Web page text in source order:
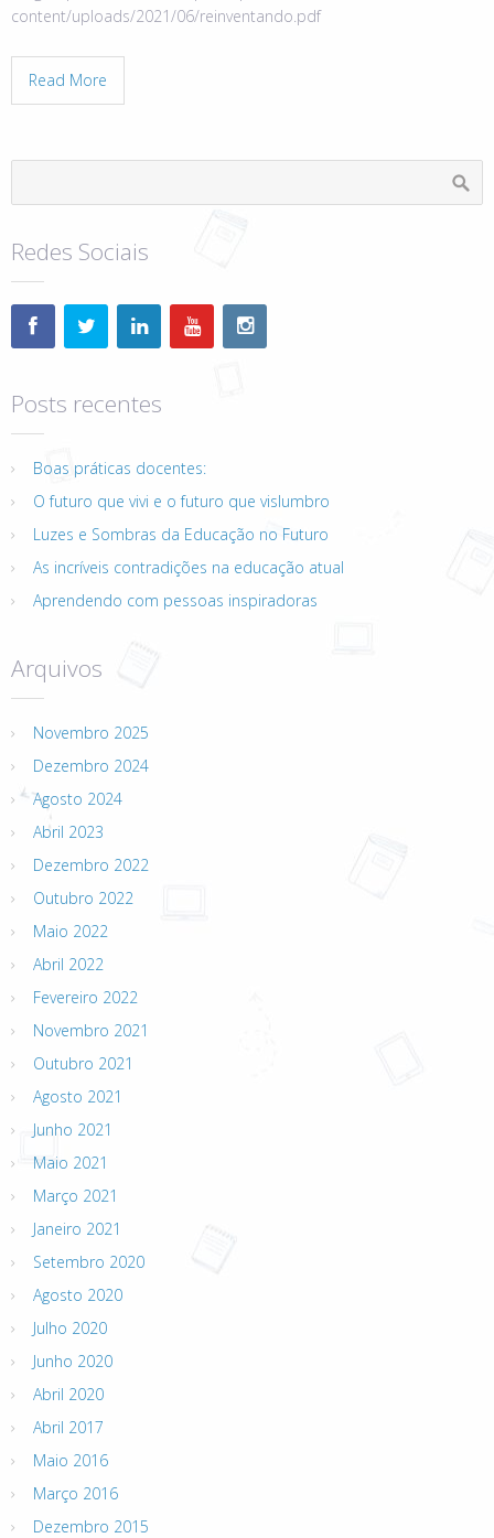
content/uploads/2021/06/reinventando.pdf
Read More
Redes Sociais
Posts recentes
Boas práticas docentes:
O futuro que vivi e o futuro que vislumbro
Luzes e Sombras da Educação no Futuro
As incríveis contradições na educação atual
Aprendendo com pessoas inspiradoras
Arquivos
Novembro 2025
Dezembro 2024
Agosto 2024
Abril 2023
Dezembro 2022
Outubro 2022
Maio 2022
Abril 2022
Fevereiro 2022
Novembro 2021
Outubro 2021
Agosto 2021
Junho 2021
Maio 2021
Março 2021
Janeiro 2021
Setembro 2020
Agosto 2020
Julho 2020
Junho 2020
Abril 2020
Abril 2017
Maio 2016
Março 2016
Dezembro 2015